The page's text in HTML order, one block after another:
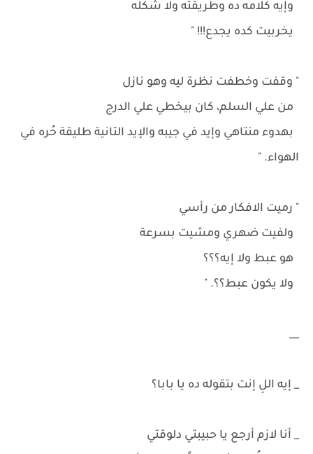
وإيه كلامه ده وطريقته ولا شكله
يخربيت كده يجدع!!! "
" وقفت وخطفت نظرة ليه وهو نازل
من علي السلم، كان بيخطي علي الدرج
بهدوء منتاهي وإيد في جيبه والإيد التانية طليقة حُره في
الهواء. "
" رميت الافكار من رأسي
ولفيت ضهري ومشيت بسرعة
هو عبط ولا إيه؟؟؟
ولا يكون عبط؟؟. "
__
_ إيه اللِ إنت بتقوله ده يا بابا؟
_ أنا لازم أرجع يا حبيبتي دلوقتي